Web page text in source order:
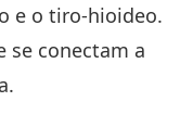
e o tiro-hioideo.
se conectam a